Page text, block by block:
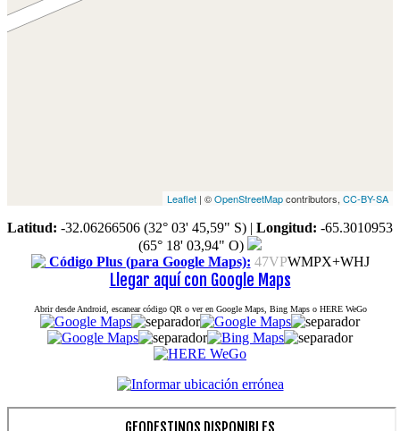
Leaflet | ©OpenStreetMapcontributors, CC-BY-SA
Latitud: -32.06266506 (32° 03' 45,59" S) | Longitud: -65.3010953
(65° 18' 03,94" O)
Código Plus (para Google Maps): 47VPWMPX+WHJ
Llegar aquí con Google Maps
Abrir desde Android, escanear código QR o ver en Google Maps, Bing Maps o HERE WeGo
GEODESTINOS DISPONIBLES